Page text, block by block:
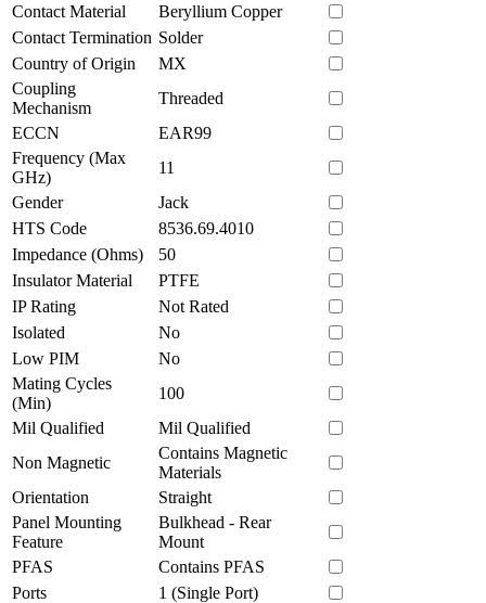
Contact Material
Beryllium Copper
Contact Termination Solder
Country of Origin
MX
Coupling
Mechanism
Threaded
ECCN
EAR99
Frequency (Max
GHz)
11
Gender
Jack
HTS Code
8536.69.4010
Impedance (Ohms)
50
Insulator Material
PTFE
IP Rating
Not Rated
Isolated
No
Low PIM
No
Mating Cycles
(Min)
100
Mil Qualified
Mil Qualified
Non Magnetic
Contains Magnetic
Materials
Orientation
Straight
Panel Mounting
Feature
Bulkhead - Rear
Mount
PFAS
Contains PFAS
Ports
1 (Single Port)